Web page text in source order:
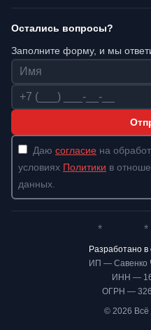
Остались вопросы?
Заполните форму, и мы
Имя
Телефон
Даю согласие на
условиях Политики в
данных.
ИП — Савенко
ИНН —
ОГРН —
© 2026 Всё
* *
Разработано в